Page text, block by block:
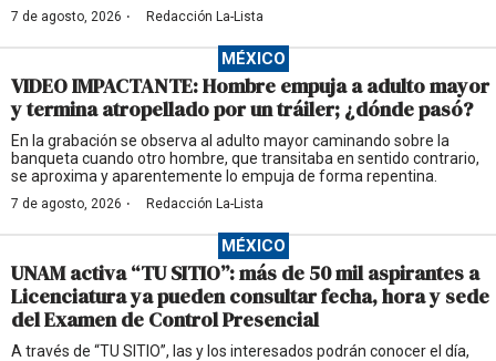
7 de agosto, 2026 · Redacción La-Lista
MÉXICO
VIDEO IMPACTANTE: Hombre empuja a adulto mayor
y termina atropellado por un tráiler; ¿dónde pasó?
En la grabación se observa al adulto mayor caminando sobre la
banqueta cuando otro hombre, que transitaba en sentido contrario,
se aproxima y aparentemente lo empuja de forma repentina.
7 de agosto, 2026 · Redacción La-Lista
MÉXICO
UNAM activa “TU SITIO”: más de 50 mil aspirantes a
Licenciatura ya pueden consultar fecha, hora y sede
del Examen de Control Presencial
A través de “TU SITIO”, las y los interesados podrán conocer el día,